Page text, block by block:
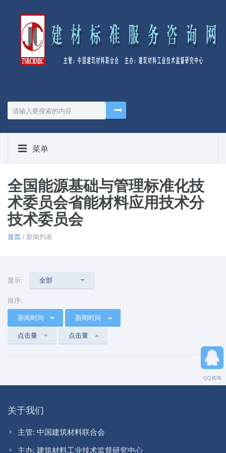
菜单
全国能源基础与管理标准化技
术委员会省能材料应用技术分
技术委员会
首页/ 新闻列表
显示: 全部
排序:
新闻时间
新闻时间
点击量
点击量
关于我们
主管: 中国建筑材料联合会
主办: 建筑材料工业技术监督研究中心
QQ咨询